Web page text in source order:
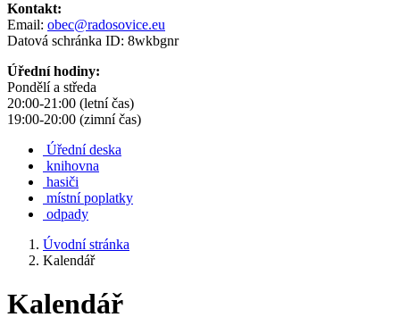
Kontakt:
Email: obec@radosovice.eu
Datová schránka ID: 8wkbgnr
Úřední hodiny:
Pondělí a středa
20:00-21:00 (letní čas)
19:00-20:00 (zimní čas)
Úřední deska
knihovna
hasiči
místní poplatky
odpady
Úvodní stránka
Kalendář
Kalendář